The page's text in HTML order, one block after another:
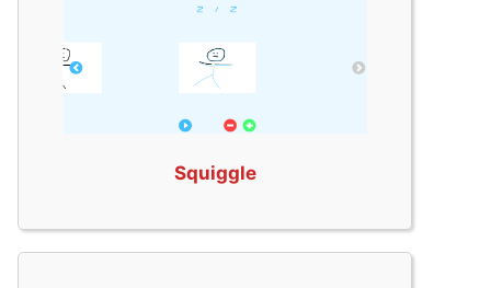
Squiggle